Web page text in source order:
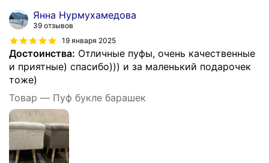
Янна Нурмухамедова
39 отзывов
19 января 2025
Достоинства: Отличные пуфы, очень качественные
и приятные) спасибо))) и за маленький подарочек
тоже)
Товар — Пуф букле барашек